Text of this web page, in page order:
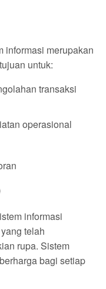
informasi merupakan
untuk:
transaksi
operasional
informasi
telah
rupa. Sistem
bagi setiap